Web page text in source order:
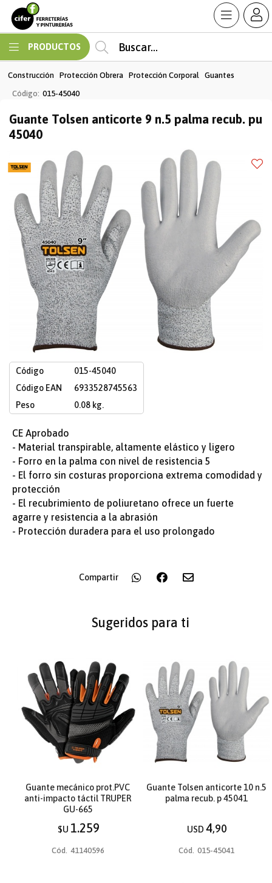
Enviar a email
PRODUCTOS
Construcción Protección Obrera Protección Corporal Guantes
Código: 015-45040
Guante Tolsen anticorte 9 n.5 palma recub. pu
45040
Código
015-45040
Código EAN
6933528745563
Peso
0.08 kg.
CE Aprobado
- Material transpirable, altamente elástico y ligero
- Forro en la palma con nivel de resistencia 5
- El forro sin costuras proporciona extrema comodidad y
protección
- El recubrimiento de poliuretano ofrece un fuerte
agarre y resistencia a la abrasión
- Protección duradera para el uso prolongado
Compartir
Sugeridos para ti
Guante mecánico prot.PVC
anti-impacto táctil TRUPER
GU-665
$U 1.259
Cód. 41140596
Guante Tolsen anticorte 10 n.5
palma recub. p 45041
USD 4,90
Cód. 015-45041